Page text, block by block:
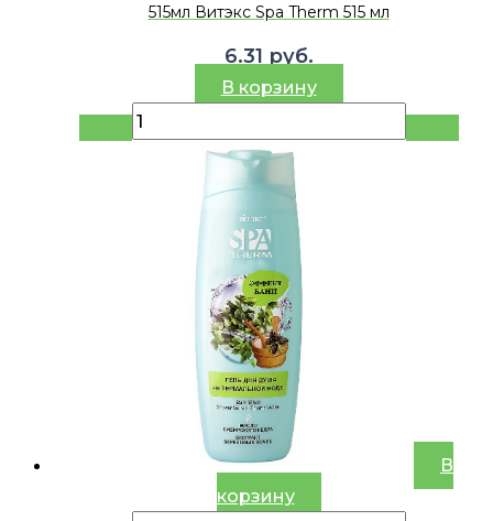
515мл Витэкс Spa Therm 515 мл
6.31 руб.
В корзину
В
корзину